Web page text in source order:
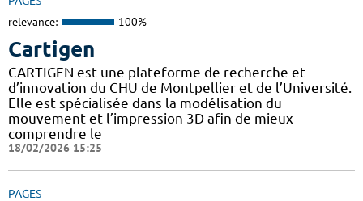
relevance: 100%
Cartigen
CARTIGEN est une plateforme de recherche et
d’innovation du CHU de Montpellier et de l’Université.
Elle est spécialisée dans la modélisation du
mouvement et l’impression 3D afin de mieux
comprendre le
18/02/2026 15:25
PAGES